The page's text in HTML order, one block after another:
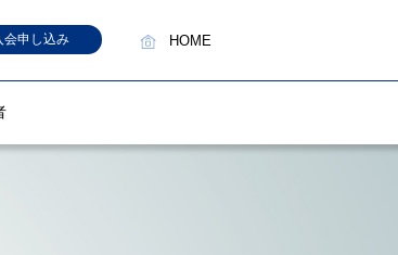
会申し込み HOME